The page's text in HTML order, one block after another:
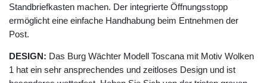
Standbriefkasten machen. Der integrierte Öffnungsstopp
ermöglicht eine einfache Handhabung beim Entnehmen der
Post.
DESIGN: Das Burg Wächter Modell Toscana mit Motiv Wolken
1 hat ein sehr ansprechendes und zeitloses Design und ist